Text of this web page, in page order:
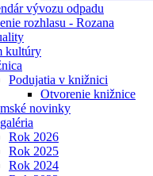
vývozu odpadu
rozhlasu - Rozana
kultúry
Podujatia v knižnici
Otvorenie knižnice
novinky
Rok 2026
Rok 2025
Rok 2024